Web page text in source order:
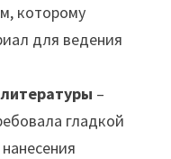
которому
для ведения
–
гладкой